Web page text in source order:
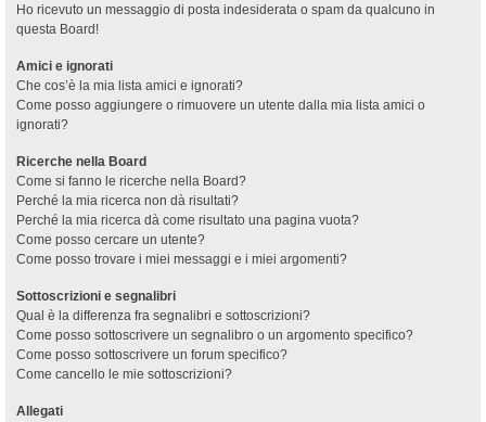
Ho ricevuto un messaggio di posta indesiderata o spam da qualcuno in
questa Board!
Amici e ignorati
Che cos’è la mia lista amici e ignorati?
Come posso aggiungere o rimuovere un utente dalla mia lista amici o
ignorati?
Ricerche nella Board
Come si fanno le ricerche nella Board?
Perché la mia ricerca non dà risultati?
Perché la mia ricerca dà come risultato una pagina vuota?
Come posso cercare un utente?
Come posso trovare i miei messaggi e i miei argomenti?
Sottoscrizioni e segnalibri
Qual è la differenza fra segnalibri e sottoscrizioni?
Come posso sottoscrivere un segnalibro o un argomento specifico?
Come posso sottoscrivere un forum specifico?
Come cancello le mie sottoscrizioni?
Allegati